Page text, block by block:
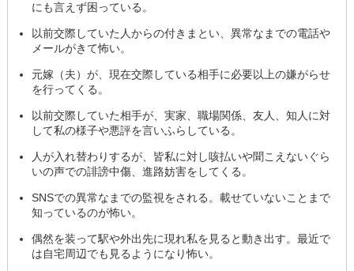
にも言えず困っている。
以前交際していた人からの付きまとい、異常なまでの電話や
メールがきて怖い。
元嫁（夫）が、現在交際している相手に必要以上の嫌がらせ
を行ってくる。
以前交際していた相手が、実家、職場関係、友人、知人に対
して私の様子や悪評を言いふらしている。
人が入れ替わりするが、皆私に対し咳払いや聞こえないぐら
いの声での誹謗中傷、進路妨害をしてくる。
SNSでの異常なまでの監視をされる。載せていないことまで
知っているのが怖い。
偶然を装って駅や外出先に現れ私を見ると動き出す。最近で
は自宅周辺でも見るようになり怖い。